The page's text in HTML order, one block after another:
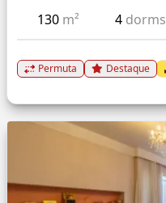
130 m² 4 dorms
Permuta Destaque